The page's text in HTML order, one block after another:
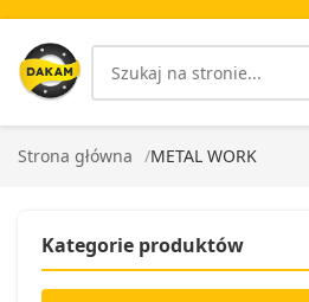
Strona główna METAL WORK
Kategorie produktów